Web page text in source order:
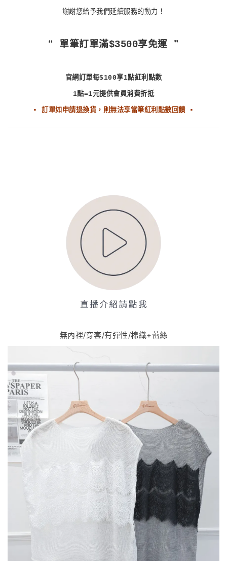
謝謝您給予我們延續服務的動力！
❝ 單筆訂單滿$3500享免運 ❞
官網訂單每$100享1點紅利點數
1點=1元提供會員消費折抵
▪ 訂單如申請退換貨，則無法享當筆紅利點數回饋 ▪
無內裡/穿套/有彈性/棉織+蕾絲